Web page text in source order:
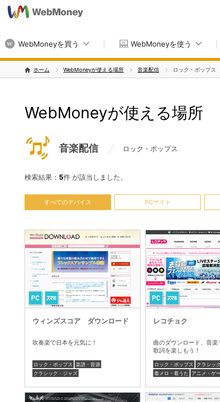
WebMoneyを買う WebMoneyを使う
ホーム WebMoneyが使える場所 音楽配信 ロック・ポップス
WebMoneyが使える場所
音楽配信 ロック・ポップス
検索結果： 5件 が該当しました。
すべてのデバイス PCサイト
ウィンズスコア ダウンロード
吹奏楽で日本を元気に！
ロック・ポップス
楽譜・音源
クラシック・ジャズ
レコチョク
曲のダウンロード、音楽
歌詞を楽しもう！
ロック・ポップス
クラシッ
着メロ・着うた
アニメ・ゲ